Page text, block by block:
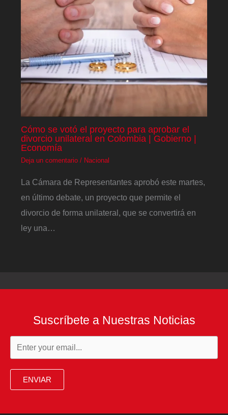
Cómo se votó el proyecto para aprobar el
divorcio unilateral en Colombia | Gobierno |
Economía
Deja un comentario / Nacional
La Cámara de Representantes aprobó este martes,
en último debate, un proyecto que permite el
divorcio de forma unilateral, que se convertirá en
ley una…
Suscríbete a Nuestras Noticias
ENVIAR